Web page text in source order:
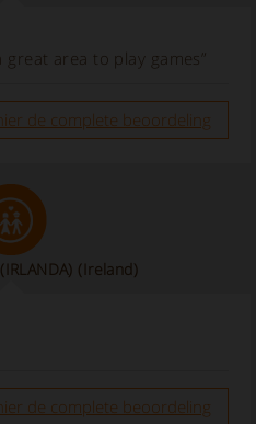
area to play games”
de complete beoordeling
(Ireland)
de complete beoordeling